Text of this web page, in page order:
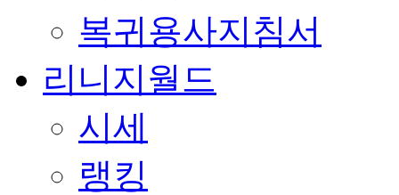
복귀용사지침서
리니지월드
시세
랭킹